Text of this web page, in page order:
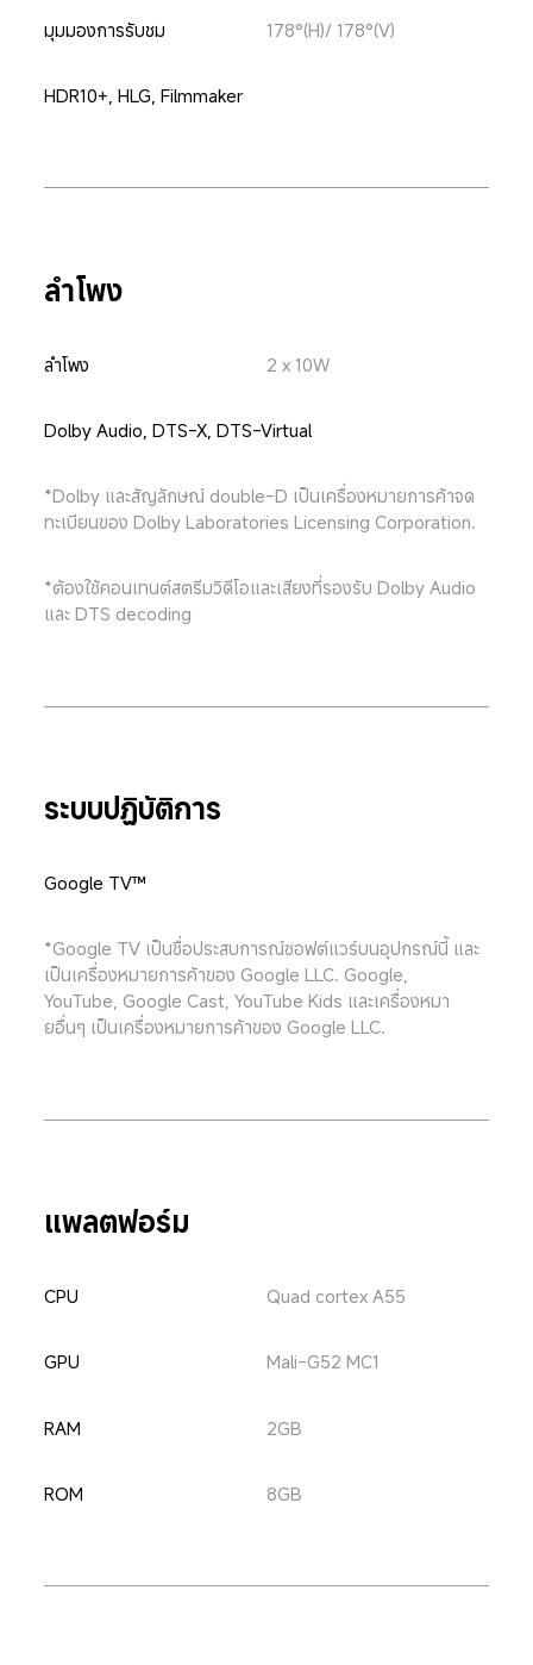
มุมมองการรับชม 178°(H)/ 178°(V)
HDR10+, HLG, Filmmaker
ลำโพง
ลำโพง 2 x 10W
Dolby Audio, DTS-X, DTS-Virtual
*Dolby และสัญลักษณ์ double-D เป็นเครื่องหมายการค้าจด
ทะเบียนของ Dolby Laboratories Licensing Corporation.
*ต้องใช้คอนเทนต์สตรีมวิดีโอและเสียงที่รองรับ Dolby Audio
และ DTS decoding
ระบบปฏิบัติการ
Google TV™
*Google TV เป็นชื่อประสบการณ์ซอฟต์แวร์บนอุปกรณ์นี้ และ
เป็นเครื่องหมายการค้าของ Google LLC. Google,
YouTube, Google Cast, YouTube Kids และเครื่องหมา
ยอื่นๆ เป็นเครื่องหมายการค้าของ Google LLC.
แพลตฟอร์ม
CPU Quad cortex A55
GPU Mali-G52 MC1
RAM 2GB
ROM 8GB